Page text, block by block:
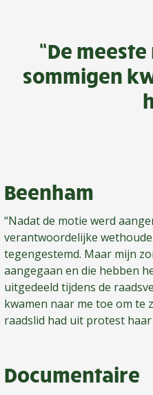
“De
sommigen
Beenham
“Nadat de motie werd
verantwoordelijke
tegengestemd. Maar mijn
aangegaan en die hebben
uitgedeeld tijdens de
kwamen naar me toe om te
raadslid had uit protest
Documentaire